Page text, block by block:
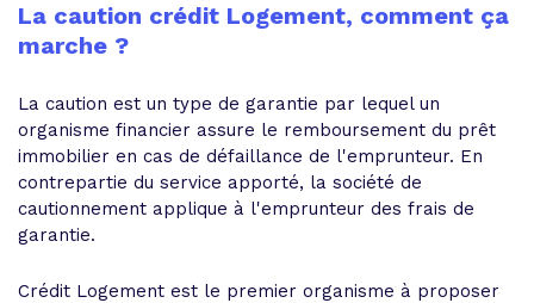
La caution crédit Logement, comment ça
marche ?
La caution est un type de garantie par lequel un
organisme financier assure le remboursement du prêt
immobilier en cas de défaillance de l'emprunteur. En
contrepartie du service apporté, la société de
cautionnement applique à l'emprunteur des frais de
garantie.
Crédit Logement est le premier organisme à proposer